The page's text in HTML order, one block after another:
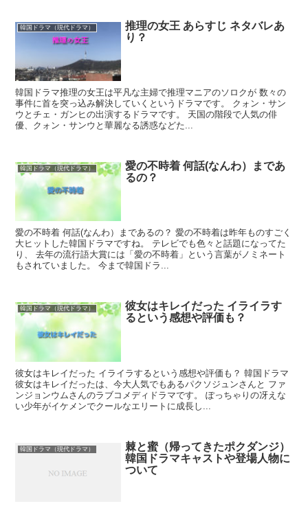
韓国ドラマ（現代ドラマ）
推理の女王 あらすじ ネタバレあ
り？
韓国ドラマ推理の女王は平凡な主婦で推理マニアのソロクが 数々の
事件に首を突っ込み解決していくというドラマです。 クォン・サン
ウとチェ・ガンヒの出演するドラマです。 天国の階段で人気の俳
優、クォン・サンウと華麗なる誘惑などた...
韓国ドラマ（現代ドラマ）
愛の不時着 何話(なんわ）まであ
るの？
愛の不時着 何話(なんわ）まであるの？ 愛の不時着は昨年ものすごく
大ヒットした韓国ドラマですね。 テレビでも色々と話題になってた
り、 去年の流行語大賞には「愛の不時着」という言葉がノミネート
もされていました。 今まで韓国ドラ...
韓国ドラマ（現代ドラマ）
彼女はキレイだった イライラす
るという感想や評価も？
彼女はキレイだった イライラするという感想や評価も？ 韓国ドラマ
彼女はキレイだったは、今大人気でもあるパクソジュンさんと ファ
ンジョンウムさんのラブコメディドラマです。 ぽっちゃりの冴えな
い少年がイケメンでクールなエリートに成長し...
韓国ドラマ（現代ドラマ）
棘と蜜（帰ってきたポクダンジ）
韓国ドラマキャストや登場人物に
ついて